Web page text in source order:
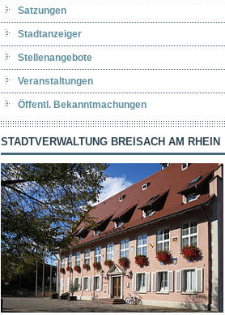
Satzungen
Stadtanzeiger
Stellenangebote
Veranstaltungen
Öffentl. Bekanntmachungen
STADTVERWALTUNG BREISACH AM RHEIN